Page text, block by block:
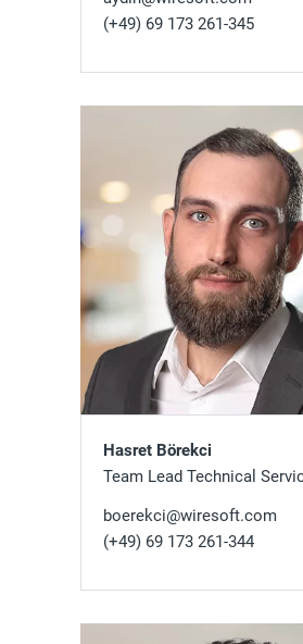
(+49) 69 173 261-345
Hasret Börekci
Team Lead Technical
boerekci@wiresoft.com
(+49) 69 173 261-344